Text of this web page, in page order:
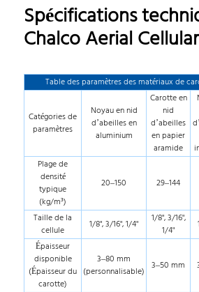
Spécifications
Chalco Aerial Cellular
Table des paramètres des matériaux de
Catégories de
paramètres
Noyau en nid
d’abeilles en
aluminium
Carotte en
nid
d’abeilles
en papier
aramide
Plage de
densité
typique
(kg/m³)
20–150 29–144
Taille de la
cellule
1/8", 3/16", 1/4"
1/8", 3/16",
1/4"
Épaisseur
disponible
(Épaisseur du
carotte)
3–80 mm
(personnalisable) 3–50 mm